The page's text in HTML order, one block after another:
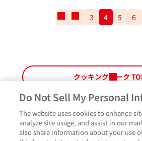
番
ペ
ー
ジ
の
3 4 5 6
クッキングパーク
Do Not Sell My Personal
The website uses cookies to enhance
analyze site usage, and assist in our
also share information about your use